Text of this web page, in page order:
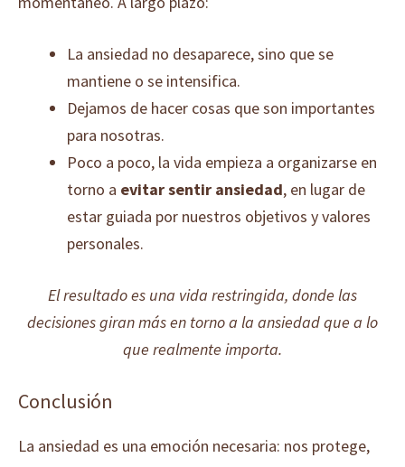
La ansiedad no desaparece, sino que se
mantiene o se intensifica.
Dejamos de hacer cosas que son importantes
para nosotras.
Poco a poco, la vida empieza a organizarse en
torno a evitar sentir ansiedad, en lugar de
estar guiada por nuestros objetivos y valores
personales.
El resultado es una vida restringida, donde las
decisiones giran más en torno a la ansiedad que a lo
que realmente importa.
Conclusión
La ansiedad es una emoción necesaria: nos protege,